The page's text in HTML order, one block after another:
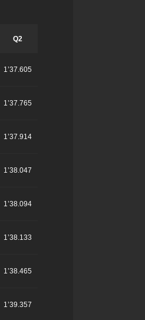
Q2
1’37.605
1’37.765
1’37.914
1’38.047
1’38.094
1’38.133
1’38.465
1’39.357